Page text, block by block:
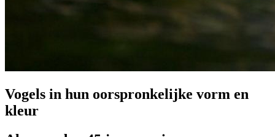
Vogels in hun oorspronkelijke vorm en
kleur